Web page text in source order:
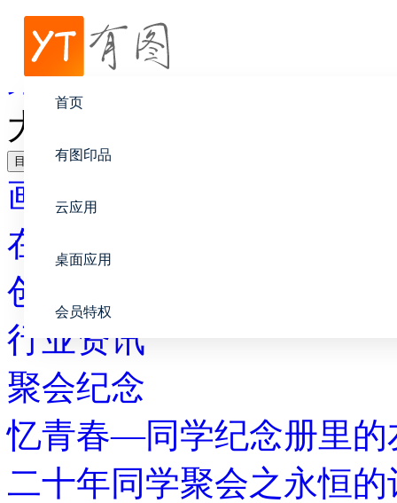
首页
有图印品
云应用
桌面应用
会员特权
帮助中心
聚会纪念
大学毕业伤感感想
目录
画册设计
在线印刷
创意设计
行业资讯
聚会纪念
忆青春—同学纪念册里的
二十年同学聚会之永恒的